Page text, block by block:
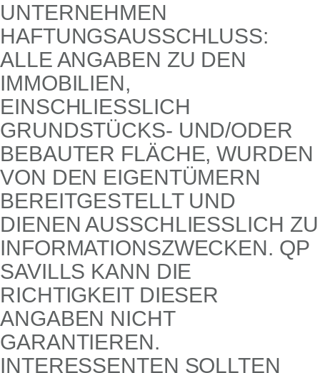
UNTERNEHMEN
HAFTUNGSAUSSCHLUSS:
ALLE ANGABEN ZU DEN
IMMOBILIEN,
EINSCHLIESSLICH G
RUNDSTÜCKS- UND/ODER B
EBAUTER FLÄCHE, WURDEN V
ON DEN EIGENTÜMERN B
EREITGESTELLT UND D
IENEN AUSSCHLIESSLICH ZU IN
FORMATIONSZWECKEN. QP SA
VILLS KANN DIE RI
CHTIGKEIT DIESER AN
GABEN NICHT GA
RANTIEREN. IN
TERESSENTEN SOLLTEN AL